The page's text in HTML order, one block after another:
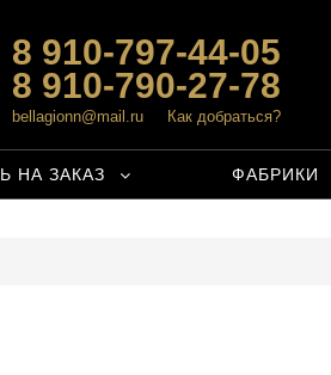
8 910-797-44-05
8 910-790-27-78
bellagionn@mail.ru Как добраться?
НА ЗАКАЗ ФАБРИКИ